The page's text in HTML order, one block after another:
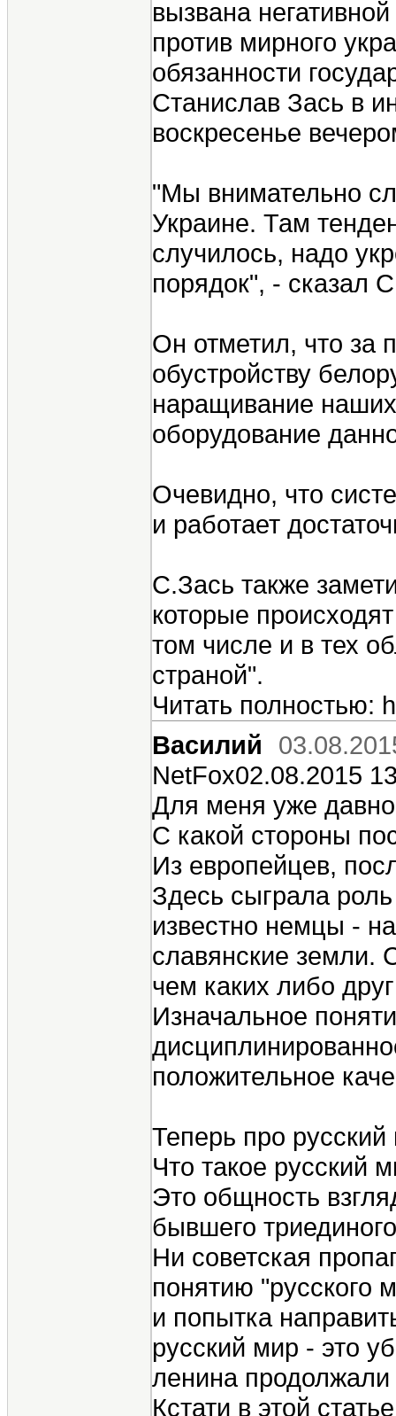
вызвана
против мирного
обязанности
Станислав Зась в
воскресенье
"Мы внимательно
Украине. Там
случилось, надо
порядок", - сказал
Он отметил, что за
обустройству
наращивание
оборудование
Очевидно, что
и работает
С.Зась также
которые
том числе и в тех
страной".
Читать полностью:
Василий
NetFox02.08.2015
Для меня уже
С какой стороны
Из европейцев,
Здесь сыграла
известно немцы -
славянские земли.
чем каких либо
Изначальное
положительное
Теперь про
Что такое русский
Это общность
бывшего
Ни советская
понятию "русского
и попытка
русский мир - это
ленина продолжали
Кстати в этой